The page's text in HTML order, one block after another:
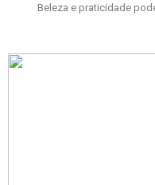
Beleza e praticidade